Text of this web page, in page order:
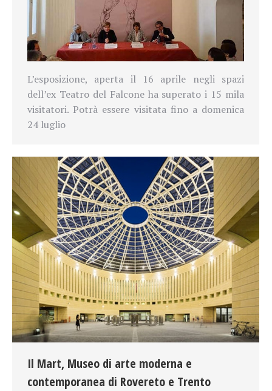
L’esposizione, aperta il 16 aprile negli spazi
dell’ex Teatro del Falcone ha superato i 15 mila
visitatori. Potrà essere visitata fino a domenica
24 luglio
Il Mart, Museo di arte moderna e
contemporanea di Rovereto e Trento